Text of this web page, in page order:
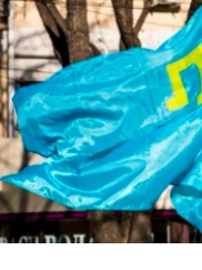
«ELIFBE»
ПРОБЛЕМА КРИМУ
БЛОКУВАННЯ